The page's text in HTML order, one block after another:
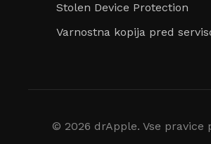
Stolen Device Protection
Varnostna kopija pred
© 2026 drApple. Vse pravice